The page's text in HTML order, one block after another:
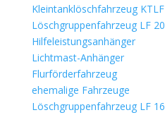
Kleintanklöschfahrzeug KTLF
Löschgruppenfahrzeug LF 20
Hilfeleistungsanhänger
Lichtmast-Anhänger
Flurförderfahrzeug
ehemalige Fahrzeuge
Löschgruppenfahrzeug LF 16